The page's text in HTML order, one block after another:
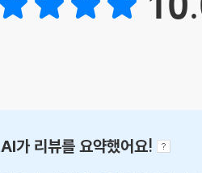
AI가 리뷰를 요약했어요!